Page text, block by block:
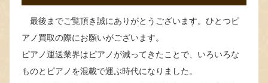
最後までご覧頂き誠にありがとうございます。ひとつピ
アノ買取の際にお願いがございます。
ピアノ運送業界はピアノが減ってきたことで、いろいろな
ものとピアノを混載で運ぶ時代になりました。